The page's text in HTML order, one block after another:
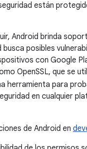
están
Android brinda
posibles
con Google
OpenSSL, que se
herramienta para
en cualquier
de Android en